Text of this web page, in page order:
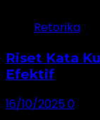
Retorika
Riset Kata
Efektif
16/10/20250